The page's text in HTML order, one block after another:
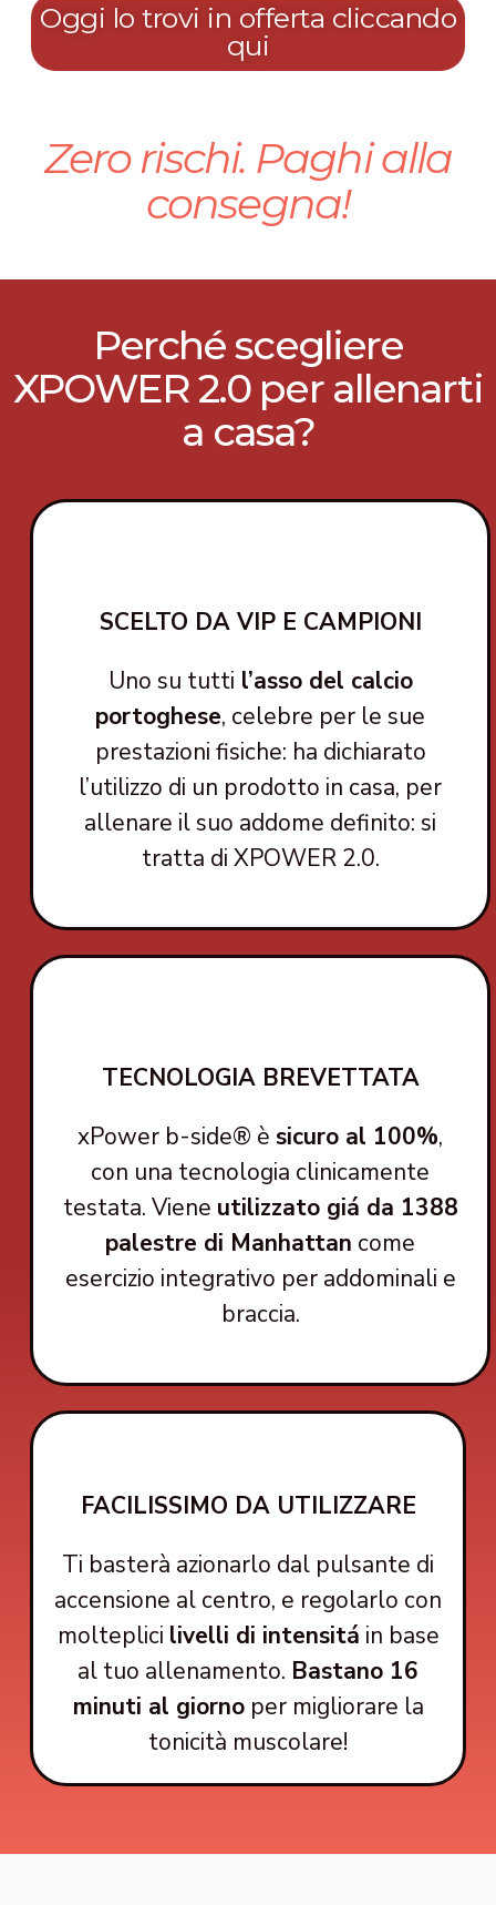
Oggi lo trovi in offerta cliccando
qui
Zero rischi. Paghi alla
consegna!
Perché scegliere
XPOWER 2.0 per allenarti
a casa?
SCELTO DA VIP E CAMPIONI
Uno su tutti l’asso del calcio
portoghese, celebre per le sue
prestazioni fisiche: ha dichiarato
l’utilizzo di un prodotto in casa, per
allenare il suo addome definito: si
tratta di XPOWER 2.0.
TECNOLOGIA BREVETTATA
xPower b-side® è sicuro al 100%,
con una tecnologia clinicamente
testata. Viene utilizzato giá da 1388
palestre di Manhattan come
esercizio integrativo per addominali e
braccia.
FACILISSIMO DA UTILIZZARE
Ti basterà azionarlo dal pulsante di
accensione al centro, e regolarlo con
molteplici livelli di intensitá in base
al tuo allenamento. Bastano 16
minuti al giornoper migliorare la
tonicità muscolare!